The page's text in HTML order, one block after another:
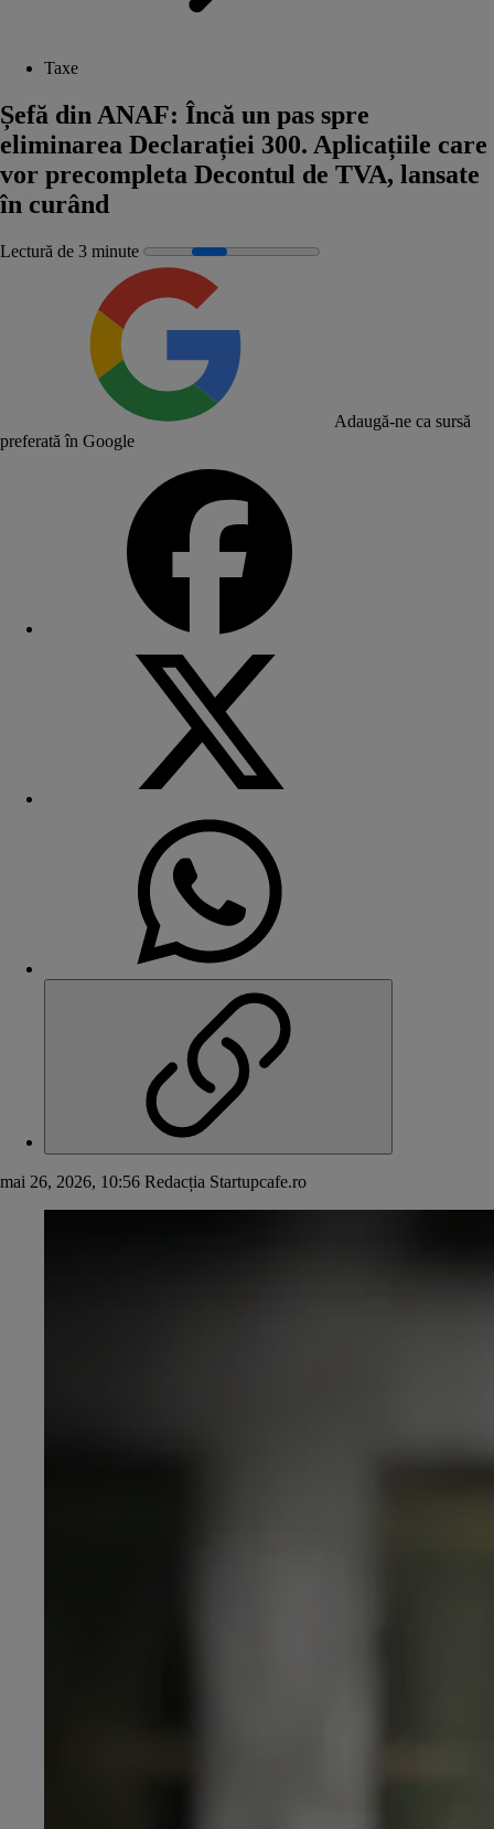
Taxe
Șefă din ANAF: Încă un pas spre
eliminarea Declarației 300. Aplicațiile care
vor precompleta Decontul de TVA, lansate
în curând
Lectură de 3 minute
Adaugă-ne ca sursă
preferată în Google
mai 26, 2026, 10:56 Redacția Startupcafe.ro